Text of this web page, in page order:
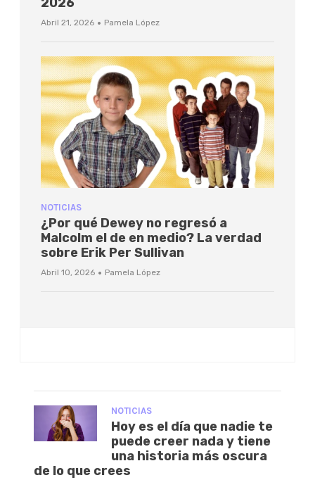
2026
Abril 21, 2026 · Pamela López
NOTICIAS
¿Por qué Dewey no regresó a
Malcolm el de en medio? La verdad
sobre Erik Per Sullivan
Abril 10, 2026 · Pamela López
NOTICIAS
Hoy es el día que nadie te
puede creer nada y tiene
una historia más oscura
de lo que crees